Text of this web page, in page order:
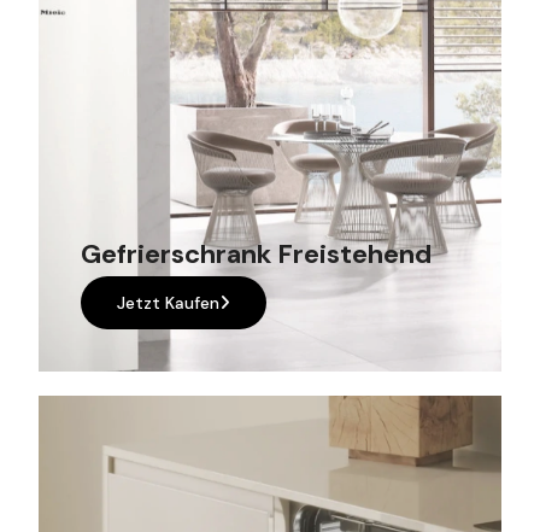
Gefrierschrank Freistehend
Jetzt Kaufen